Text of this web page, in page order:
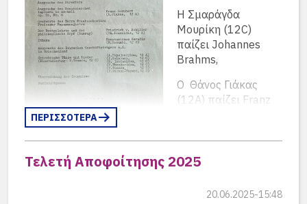
Η Σμαράγδα
Μουρίκη (12C)
παίζει Johannes
Brahms,
Ο Θάνος Γιάκας
(12A) παίζει Franz
Ο Χαρίλαος Ιωαννίδης (12A) διαβάζει: “Der
Brotgelehrte und der philosophische Kopf” του
Friedrich v. Schiller
Η Μέλπω Τρούμπη (12C) απαγγέλει την “Ιθάκη”
ΠΕΡΙΣΣΟΤΕΡΑ
Τελετή Αποφοίτησης 2025
20.06.2025-15:48